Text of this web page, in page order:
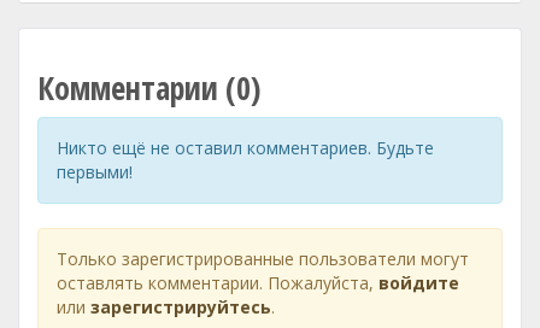
Комментарии (0)
Никто ещё не оставил комментариев. Будьте
первыми!
Только зарегистрированные пользователи могут
оставлять комментарии. Пожалуйста, войдите
или зарегистрируйтесь.